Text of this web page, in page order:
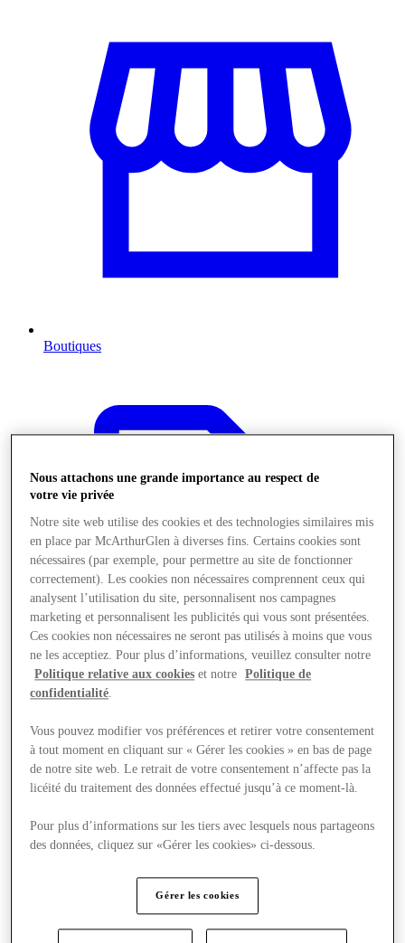
Boutiques
Nous attachons une grande importance au respect de
votre vie privée
Notre site web utilise des cookies et des technologies similaires mis
en place par McArthurGlen à diverses fins. Certains cookies sont
nécessaires (par exemple, pour permettre au site de fonctionner
correctement). Les cookies non nécessaires comprennent ceux qui
analysent l’utilisation du site, personnalisent nos campagnes
marketing et personnalisent les publicités qui vous sont présentées.
Ces cookies non nécessaires ne seront pas utilisés à moins que vous
ne les acceptiez. Pour plus d’informations, veuillez consulter notre
Politique relative aux cookies et notre
Politique de
confidentialité.
Vous pouvez modifier vos préférences et retirer votre consentement
à tout moment en cliquant sur « Gérer les cookies » en bas de page
de notre site web. Le retrait de votre consentement n’affecte pas la
licéité du traitement des données effectué jusqu’à ce moment-là.
Pour plus d’informations sur les tiers avec lesquels nous partageons
des données, cliquez sur «Gérer les cookies» ci-dessous.
Gérer les cookies